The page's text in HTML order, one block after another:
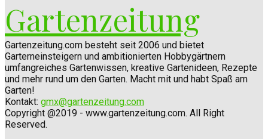
Gartenzeitung
Gartenzeitung.com besteht seit 2006 und bietet
Garterneinsteigern und ambitionierten Hobbygärtnern
umfangreiches Gartenwissen, kreative Gartenideen, Rezepte
und mehr rund um den Garten. Macht mit und habt Spaß am
Garten!
Kontakt: gmx@gartenzeitung.com
Copyright @2019 - www.gartenzeitung.com. All Right
Reserved.